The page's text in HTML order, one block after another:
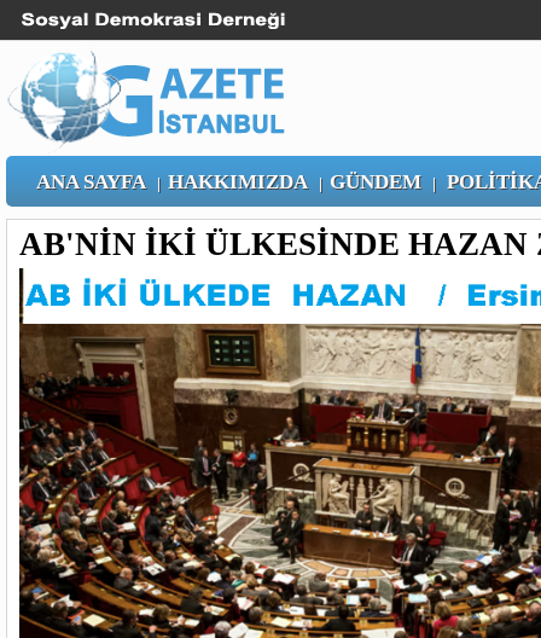
ANA SAYFA | HAKKIMIZDA | GÜNDEM|
AB'NİN İKİ ÜLKESİNDE HAZAN